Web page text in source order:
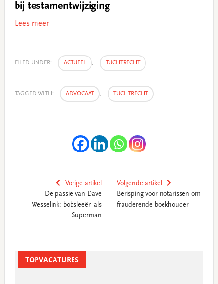
bij testamentwijziging
Lees meer
FILED UNDER: ACTUEEL , TUCHTRECHT
TAGGED WITH: ADVOCAAT , TUCHTRECHT
Vorige artikel
De passie van Dave
Wesselink: bobsleeën als
Superman
Volgende artikel
Berisping voor notarissen om
frauderende boekhouder
SidebarTOPVACATURES